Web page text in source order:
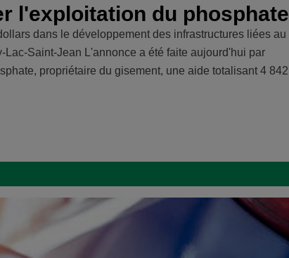
l'exploitation du phosphate
dans le développement des infrastructures liées au
Saint-Jean L'annonce a été faite aujourd'hui par
propriétaire du gisement, une aide totalisant 4 842